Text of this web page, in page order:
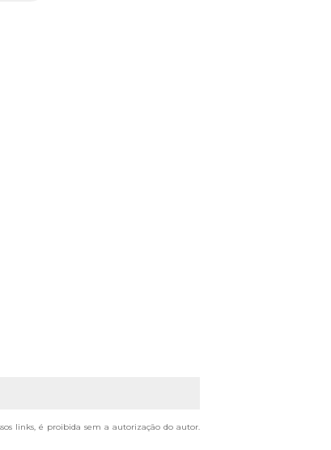
links, é proibida sem a autorização do autor.